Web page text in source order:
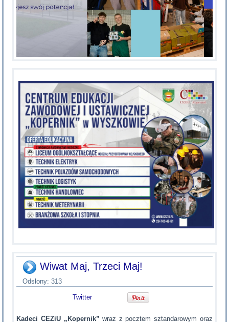
Wiwat Maj, Trzeci Maj!
Odsłony: 313
Twitter
Kadeci CEZiU „Kopernik” wraz z pocztem sztandarowym oraz